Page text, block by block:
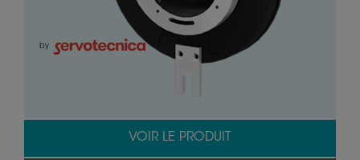
by
VOIR LE PRODUIT